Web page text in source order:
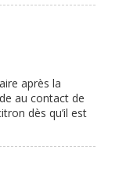
après la
au contact de
dès qu’il est